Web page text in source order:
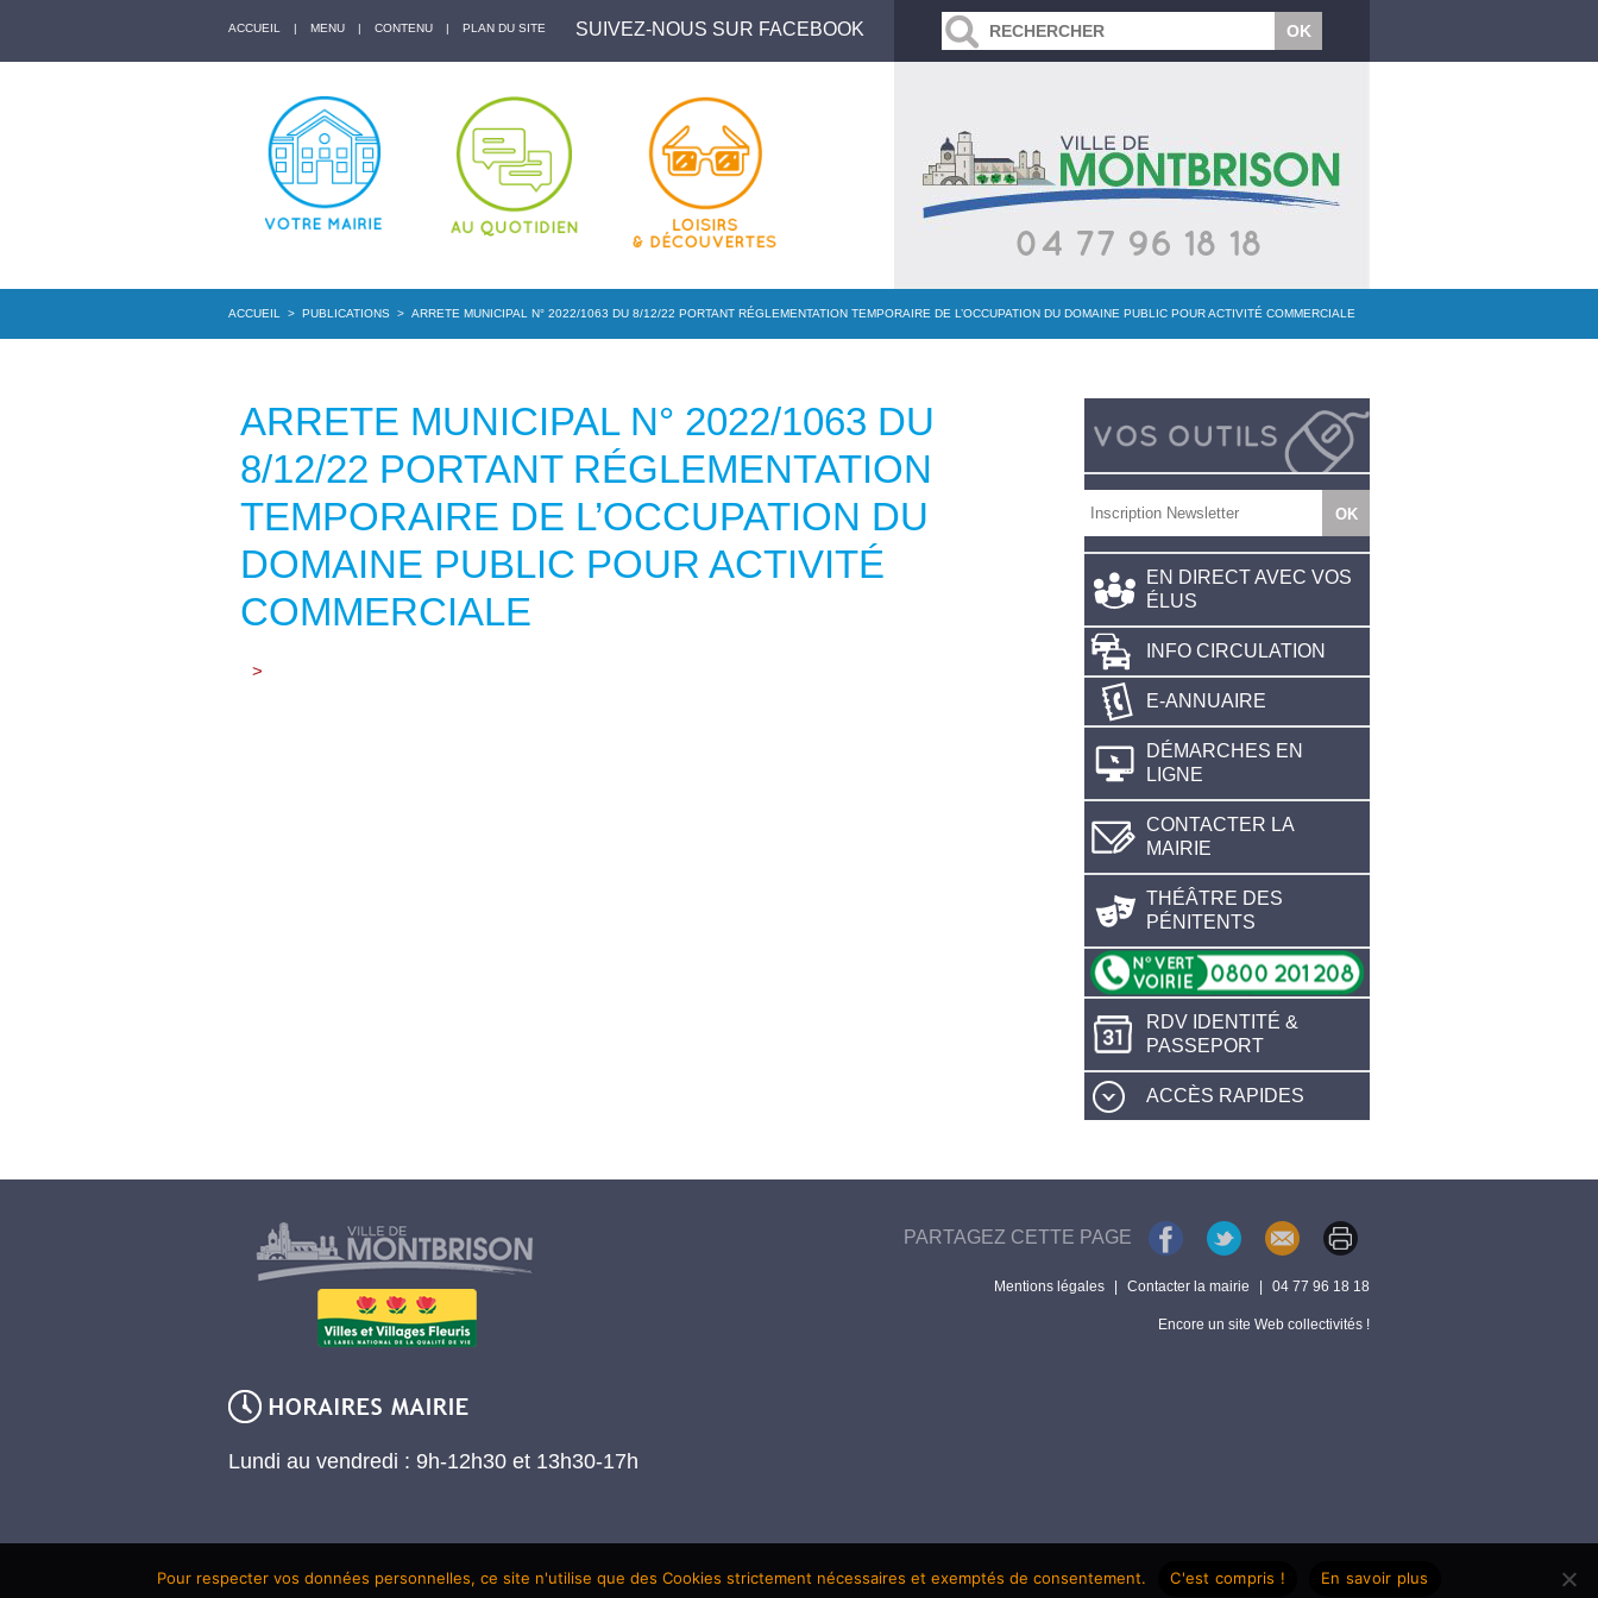
ACCUEIL | MENU | CONTENU | PLAN DU SITE SUIVEZ-NOUS SUR FACEBOOK
ACCUEIL > PUBLICATIONS > ARRETE MUNICIPAL N° 2022/1063 DU 8/12/22 PORTANT RÉGLEMENTATION TEMPORAIRE DE L’OCCUPATION DU DOMAINE PUBLIC POUR ACTIVITÉ COMMERCIALE
ARRETE MUNICIPAL N° 2022/1063 DU
8/12/22 PORTANT RÉGLEMENTATION
TEMPORAIRE DE L’OCCUPATION DU
DOMAINE PUBLIC POUR ACTIVITÉ
COMMERCIALE
>
EN DIRECT AVEC VOS
ÉLUS
INFO CIRCULATION
E-ANNUAIRE
DÉMARCHES EN
LIGNE
CONTACTER LA
MAIRIE
THÉÂTRE DES
PÉNITENTS
RDV IDENTITÉ &
PASSEPORT
ACCÈS RAPIDES
Lundi au vendredi : 9h-12h30 et 13h30-17h
PARTAGEZ CETTE PAGE
Mentions légales Contacter la mairie 04 77 96 18 18
Encore un site Web collectivités !
Pour respecter vos données personnelles, ce site n'utilise que des Cookies strictement nécessaires et exemptés de consentement. C'est compris ! En savoir plus